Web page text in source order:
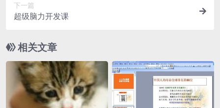
下一篇
超级脑力开发课
相关文章